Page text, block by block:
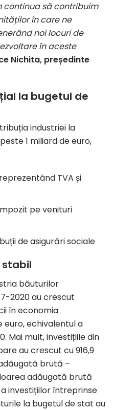
continua să contribuim
în care ne
noi locuri de
în aceste
Nichita, președinte
la bugetul de
industriei la
1 miliard de euro,
TVA și
pe venituri
de asigurări sociale
băuturilor
2020 au crescut
în economia
euro, echivalentul a
Mai mult, investițiile din
au crescut cu 916,9
brută –
adăugată brută
investițiilor întreprinse
la bugetul de stat au